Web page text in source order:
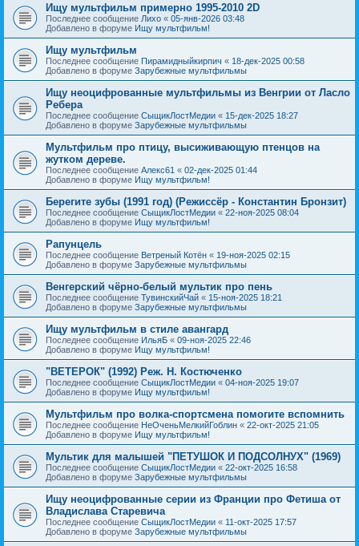
Ищу мультфильм примерно 1995-2010 2D
Последнее сообщение Лихо « 05-янв-2026 03:48
Добавлено в форуме Ищу мультфильм!
Ищу мультфильм
Последнее сообщение Пирамидныйкирпич « 18-дек-2025 00:58
Добавлено в форуме Зарубежные мультфильмы
Ищу неоцифрованные мультфильмы из Венгрии от Ласло
Ребера
Последнее сообщение СыщикЛостМедии « 15-дек-2025 18:27
Добавлено в форуме Зарубежные мультфильмы
Мультфильм про птицу, высиживающую птенцов на
жутком дереве.
Последнее сообщение Алекс61 « 02-дек-2025 01:44
Добавлено в форуме Ищу мультфильм!
Берегите зубы (1991 год) (Режиссёр - Константин Бронзит)
Последнее сообщение СыщикЛостМедии « 22-ноя-2025 08:04
Добавлено в форуме Ищу мультфильм!
Рапунцель
Последнее сообщение Ветреный Котён « 19-ноя-2025 02:15
Добавлено в форуме Зарубежные мультфильмы
Венгерский чёрно-белый мультик про пень
Последнее сообщение ТувинскийЧай « 15-ноя-2025 18:21
Добавлено в форуме Зарубежные мультфильмы
Ищу мультфильм в стиле авангард
Последнее сообщение ИльяБ « 09-ноя-2025 22:46
Добавлено в форуме Ищу мультфильм!
"ВЕТЕРОК" (1992) Реж. Н. Костюченко
Последнее сообщение СыщикЛостМедии « 04-ноя-2025 19:07
Добавлено в форуме Ищу мультфильм!
Мультфильм про волка-спортсмена помогите вспомнить
Последнее сообщение НеОченьМелкийГоблин « 22-окт-2025 21:05
Добавлено в форуме Ищу мультфильм!
Мультик для малышей "ПЕТУШОК И ПОДСОЛНУХ" (1969)
Последнее сообщение СыщикЛостМедии « 22-окт-2025 16:58
Добавлено в форуме Зарубежные мультфильмы
Ищу неоцифрованные серии из Франции про Фетиша от
Владислава Старевича
Последнее сообщение СыщикЛостМедии « 11-окт-2025 17:57
Добавлено в форуме Зарубежные мультфильмы